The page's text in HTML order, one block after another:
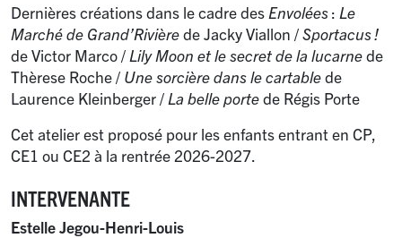
Dernières créations dans le cadre des Envolées: Le
Marché de Grand’Rivièrede Jacky Viallon /Sportacus!
de Victor Marco / Lily Moon et le secret de la lucarnede
Thèrese Roche / Une sorcière dans le cartablede
Laurence Kleinberger / La belle portede Régis Porte
Cet atelier est proposé pour les enfants entrant en CP,
CE1 ou CE2 à la rentrée 2026-2027.
INTERVENANTE
Estelle Jegou-Henri-Louis